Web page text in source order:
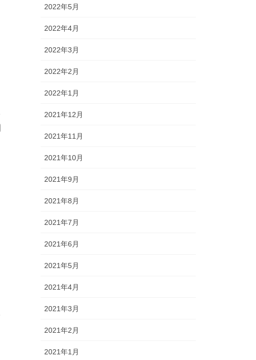
2022年5月
2022年4月
2022年3月
2022年2月
2022年1月
2021年12月
2021年11月
2021年10月
2021年9月
2021年8月
2021年7月
2021年6月
2021年5月
2021年4月
2021年3月
2021年2月
2021年1月